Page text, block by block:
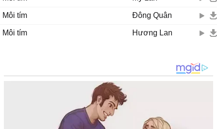
Môi tím Đông Quân
Môi tím Hương Lan